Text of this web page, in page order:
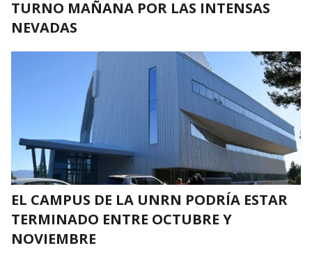
TURNO MAÑANA POR LAS INTENSAS
NEVADAS
EL CAMPUS DE LA UNRN PODRÍA ESTAR
TERMINADO ENTRE OCTUBRE Y
NOVIEMBRE